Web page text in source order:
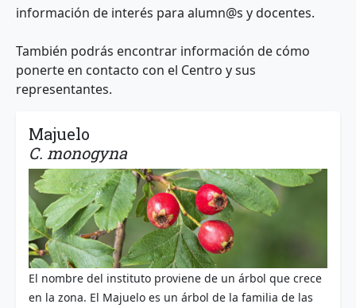
información de interés para alumn@s y docentes.
También podrás encontrar información de cómo
ponerte en contacto con el Centro y sus
representantes.
Majuelo
C. monogyna
El nombre del instituto proviene de un árbol que crece
en la zona. El Majuelo es un árbol de la familia de las